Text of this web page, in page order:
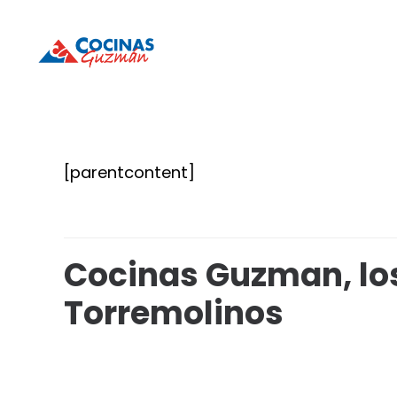
Cocinas
Cocinas
[parentcontent]
Cocinas Guzman,
Torremolinos